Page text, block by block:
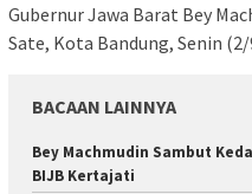
Gubernur Jawa Barat Bey
Sate, Kota Bandung, Senin
BACAAN LAINNYA
Bey Machmudin Sambut
BIJB Kertajati